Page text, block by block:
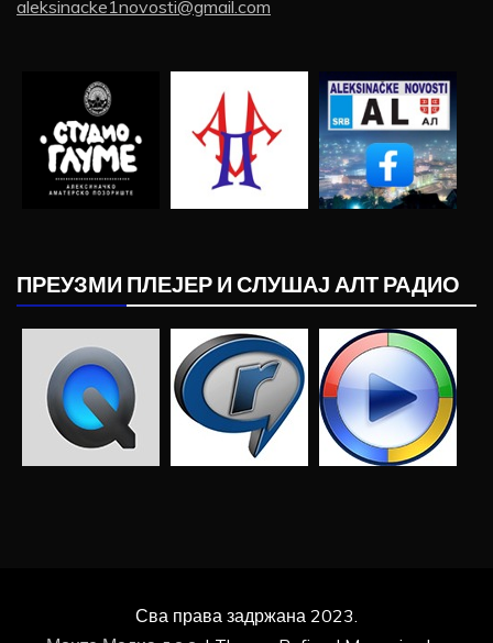
aleksinacke1novosti@gmail.com
ПРЕУЗМИ ПЛЕЈЕР И СЛУШАЈ АЛТ РАДИО
Сва права задржана 2023.